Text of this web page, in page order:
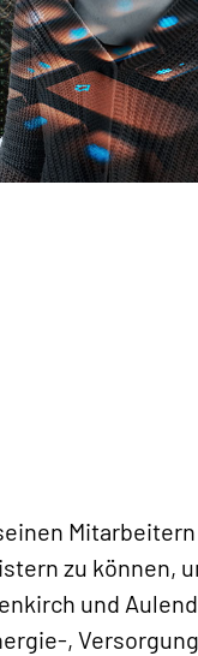
zu können,
und
,